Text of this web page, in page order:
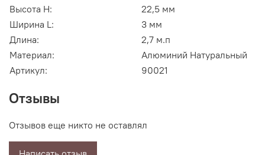
Высота H:
22,5 мм
Ширина L:
3 мм
Длина:
2,7 м.п
Материал:
Алюминий Натуральный
Артикул:
90021
Отзывы
Отзывов еще никто не оставлял